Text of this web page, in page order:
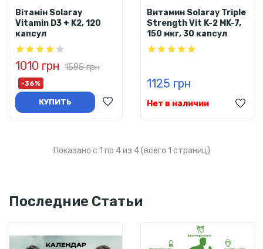
Вітамін Solaray
Vitamin D3 + K2, 120
капсул
1010 грн 1585 грн
-36%
КУПИТЬ
Витамин Solaray Triple
Strength Vit K-2 MK-7,
150 мкг, 30 капсул
1125 грн
Нет в наличии
Показано с 1 по 4 из 4 (всего 1 страниц)
Последние Статьи